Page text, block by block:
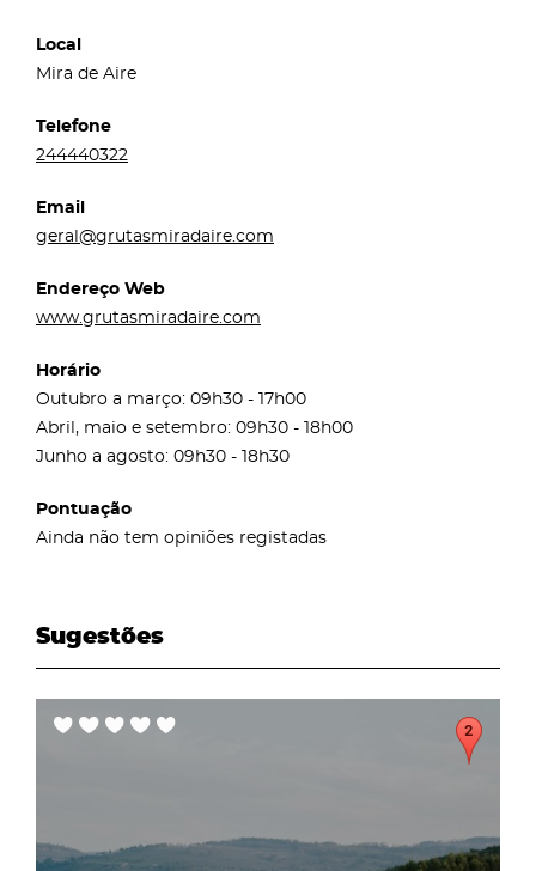
Local
Mira de Aire
Telefone
244440322
Email
geral@grutasmiradaire.com
Endereço Web
www.grutasmiradaire.com
Horário
Outubro a março: 09h30 - 17h00
Abril, maio e setembro: 09h30 - 18h00
Junho a agosto: 09h30 - 18h30
Pontuação
Ainda não tem opiniões registadas
Sugestões
page